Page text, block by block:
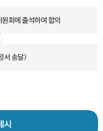
회에 출석하여 합의
서 송달)
시